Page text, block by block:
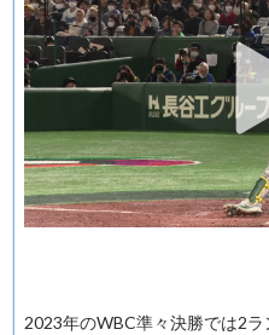
2023年のWBC準々決勝では2